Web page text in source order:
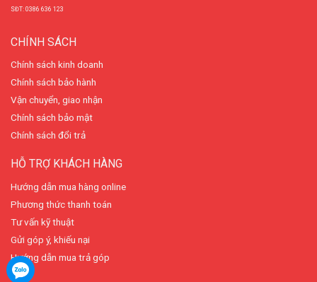
SĐT: 0386 636 123
CHÍNH SÁCH
Chính sách kinh doanh
Chính sách bảo hành
Vận chuyển, giao nhận
Chính sách bảo mật
Chính sách đổi trả
HỖ TRỢ KHÁCH HÀNG
Hướng dẫn mua hàng online
Phương thức thanh toán
Tư vấn kỹ thuật
Gửi góp ý, khiếu nại
Hướng dẫn mua trả góp